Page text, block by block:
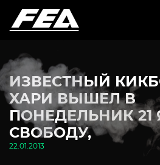
ИЗВЕСТНЫЙ
ХАРИ ВЫШЕЛ В
ПОНЕДЕЛЬНИК 21
СВОБОДУ,
22.01.2013